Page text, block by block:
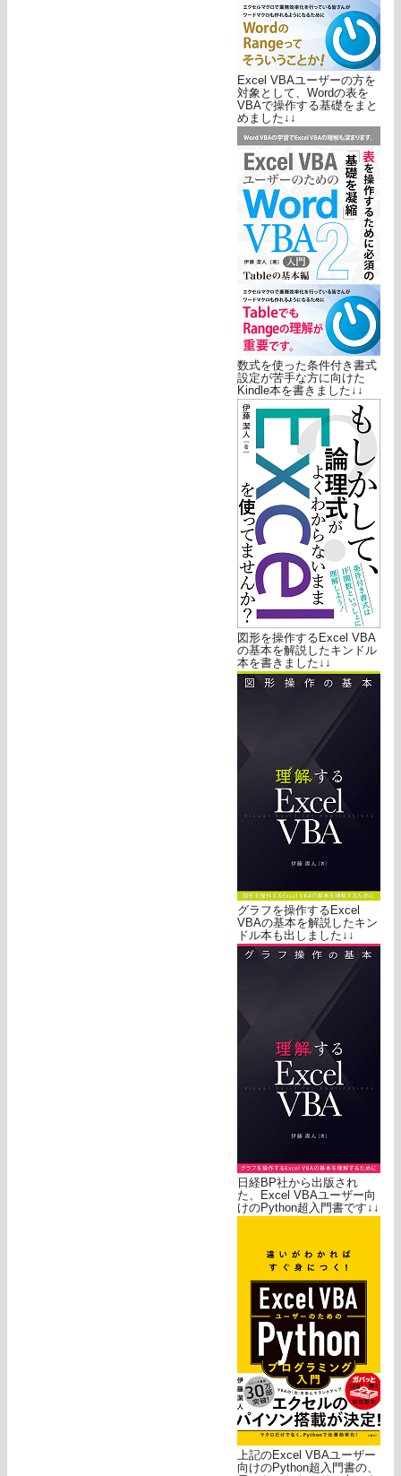
Excel VBAユーザーの方を
対象として、Wordの表を
VBAで操作する基礎をまと
めました↓↓
数式を使った条件付き書式
設定が苦手な方に向けた
Kindle本を書きました↓↓
図形を操作するExcel VBA
の基本を解説したキンドル
本を書きました↓↓
グラフを操作するExcel
VBAの基本を解説したキン
ドル本も出しました↓↓
日経BP社から出版され
た、Excel VBAユーザー向
けのPython超入門書です↓↓
上記のExcel VBAユーザー
向けのPython超入門書の、